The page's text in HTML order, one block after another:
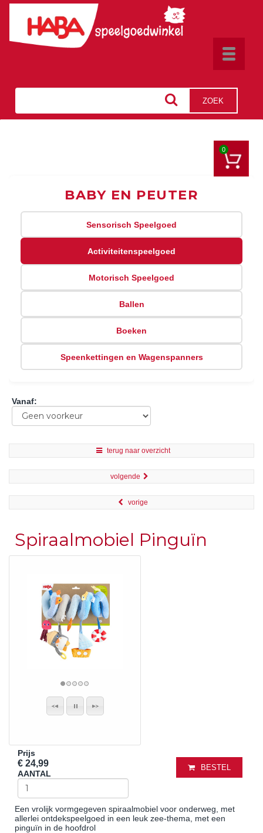
Toggle
ZOEK
0
BABY EN PEUTER
Sensorisch Speelgoed
Activiteitenspeelgoed
Motorisch Speelgoed
Ballen
Boeken
Speenkettingen en Wagenspanners
Vanaf:
terug naar overzicht
volgende
vorige
Spiraalmobiel Pinguïn
Prijs
€ 24,99
AANTAL
BESTEL
Een vrolijk vormgegeven spiraalmobiel voor onderweg, met
allerlei ontdekspeelgoed in een leuk zee-thema, met een
pinguïn in de hoofdrol